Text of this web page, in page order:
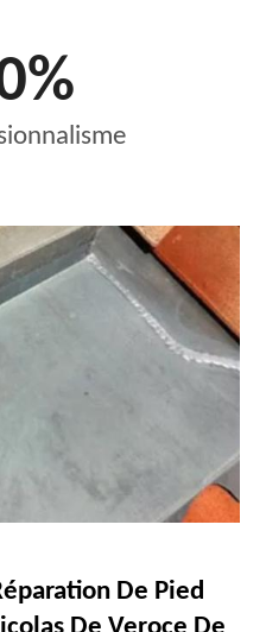
%
De Pied